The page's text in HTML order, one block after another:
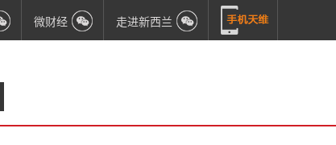
微财经 走进新西兰